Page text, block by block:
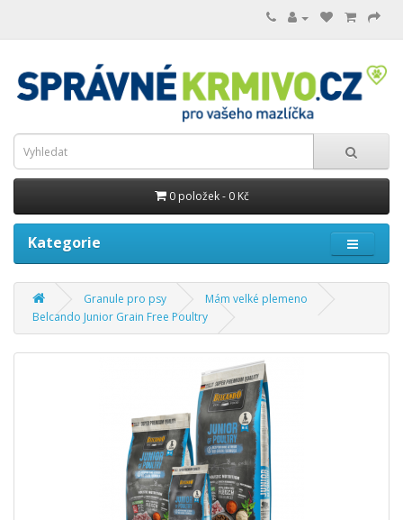
0 položek - 0 Kč
Kategorie
Granule pro psy
Mám velké plemeno
Belcando Junior Grain Free Poultry